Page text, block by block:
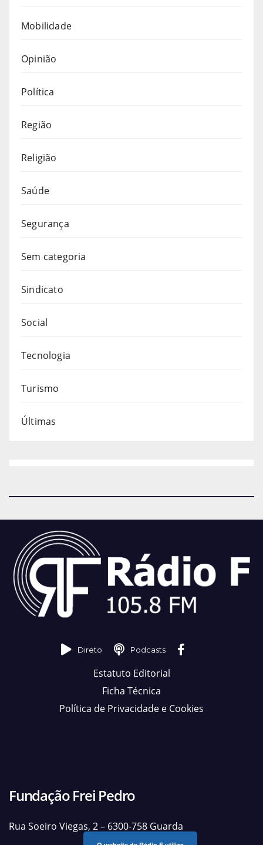
Mobilidade
Opinião
Política
Região
Religião
Saúde
Segurança
Sem categoria
Sindicato
Social
Tecnologia
Turismo
Últimas
Direto Podcasts
Estatuto Editorial
Ficha Técnica
Política de Privacidade e Cookies
Fundação Frei Pedro
Rua Soeiro Viegas, 2 – 6300-758 Guarda